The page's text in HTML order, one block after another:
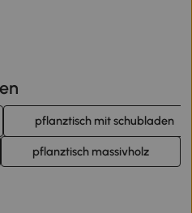
pflanztisch mit schubladen
pflanztisch massivholz